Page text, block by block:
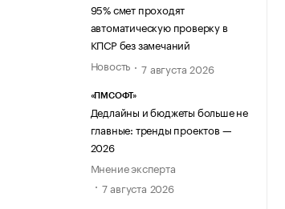
95% смет проходят
автоматическую проверку в
КПСР без замечаний
Новость
7 августа 2026
«ПМСОФТ»
Дедлайны и бюджеты больше не
главные: тренды проектов —
2026
Мнение эксперта
7 августа 2026